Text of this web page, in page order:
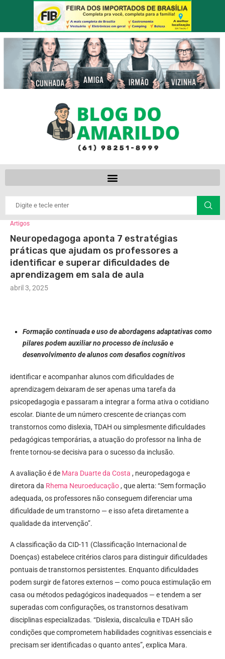
Artigos
Neuropedagoga aponta 7 estratégias
práticas que ajudam os professores a
identificar e superar dificuldades de
aprendizagem em sala de aula
abril 3, 2025
Formação continuada e uso de abordagens adaptativas como
pilares podem auxiliar no processo de inclusão e
desenvolvimento de alunos com desafios cognitivos
identificar e acompanhar alunos com dificuldades de
aprendizagem deixaram de ser apenas uma tarefa da
psicopedagogia e passaram a integrar a forma ativa o cotidiano
escolar. Diante de um número crescente de crianças com
transtornos como dislexia, TDAH ou simplesmente dificuldades
pedagógicas temporárias, a atuação do professor na linha de
frente tornou-se decisiva para o sucesso da inclusão.
A avaliação é de Mara Duarte da Costa , neuropedagoga e
diretora da Rhema Neuroeducação, que alerta: “Sem formação
adequada, os professores não conseguem diferenciar uma
dificuldade de um transtorno — e isso afeta diretamente a
qualidade da intervenção”.
A classificação da CID-11 (Classificação Internacional de
Doenças) estabelece critérios claros para distinguir dificuldades
pontuais de transtornos persistentes. Enquanto dificuldades
podem surgir de fatores externos — como pouca estimulação em
casa ou métodos pedagógicos inadequados — e tendem a ser
superadas com configurações, os transtornos desativam
disciplinas especializadas. “Dislexia, discalculia e TDAH são
condições que comprometem habilidades cognitivas essenciais e
precisam ser identificadas o quanto antes”, explica Mara.